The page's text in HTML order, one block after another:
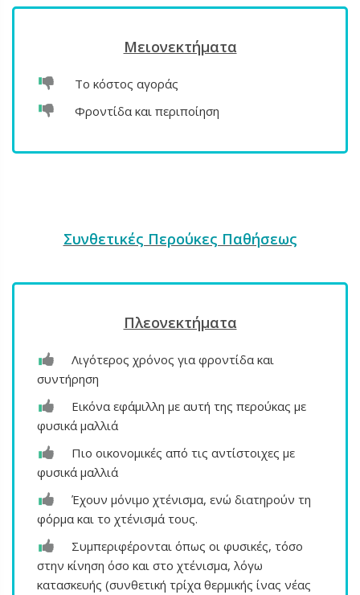
Μειονεκτήματα
Το κόστος αγοράς
Φροντίδα και περιποίηση
Συνθετικές Περούκες Παθήσεως
Πλεονεκτήματα
Λιγότερος χρόνος για φροντίδα και
συντήρηση
Εικόνα εφάμιλλη με αυτή της περούκας με
φυσικά μαλλιά
Πιο οικονομικές από τις αντίστοιχες με
φυσικά μαλλιά
Έχουν μόνιμο χτένισμα, ενώ διατηρούν τη
φόρμα και το χτένισμά τους.
Συμπεριφέρονται όπως οι φυσικές, τόσο
στην κίνηση όσο και στο χτένισμα, λόγω
κατασκευής (συνθετική τρίχα θερμικής ίνας νέας